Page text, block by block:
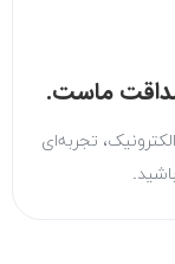
ماست.
تجربه‌ای